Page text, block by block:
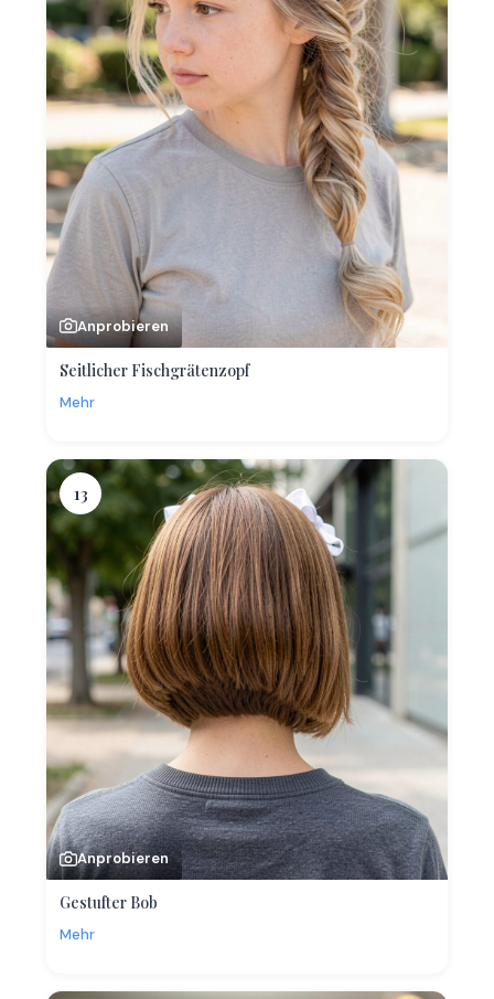
Anprobieren
Seitlicher Fischgrätenzopf
Mehr
13
Anprobieren
Gestufter Bob
Mehr